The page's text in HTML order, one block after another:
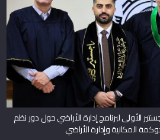
الأولى لبرنامج إدارة الأراضي حول دور نظم
المكانية وإدارة الأراضي